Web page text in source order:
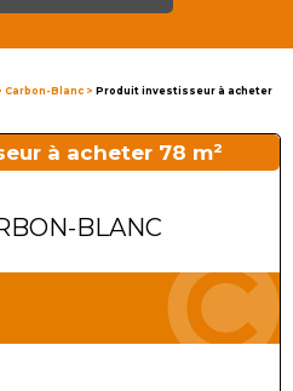
Carbon-Blanc > Produit investisseur à acheter
à acheter 78 m²
BLANC